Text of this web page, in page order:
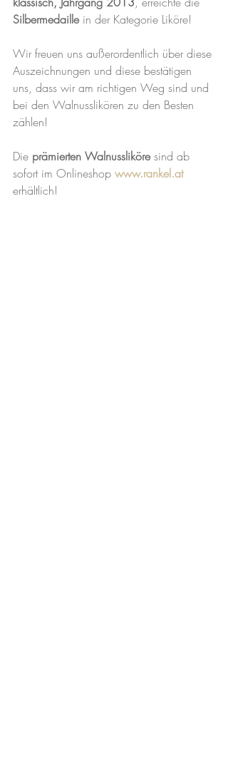
Silbermedaille in der Kategorie Liköre!
Wir freuen uns außerordentlich über diese
Auszeichnungen und diese bestätigen
uns, dass wir am richtigen Weg sind und
bei den Walnusslikören zu den Besten
zählen!
Die prämierten Walnussliköre sind ab
sofort im Onlineshop www.rankel.at
erhältlich!